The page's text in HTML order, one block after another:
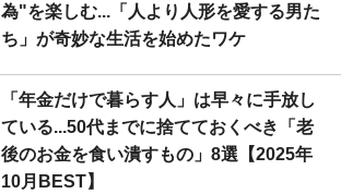
為"を楽しむ...「人より人形を愛する男た
ち」が奇妙な生活を始めたワケ
「年金だけで暮らす人」は早々に手放し
ている...50代までに捨てておくべき「老
後のお金を食い潰すもの」8選【2025年
10月BEST】